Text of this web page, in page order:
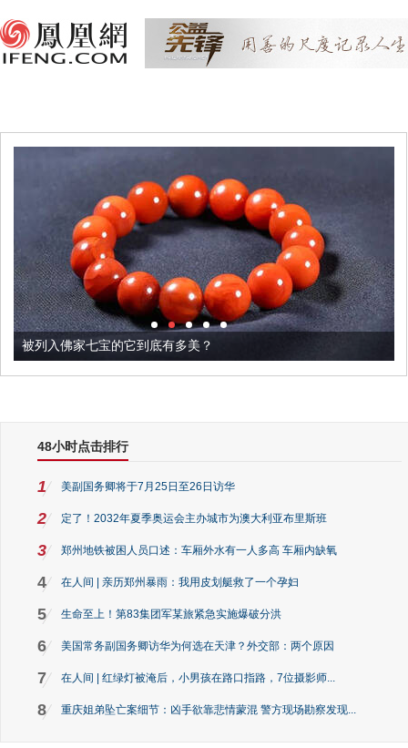
被列入佛家七宝的它到底有多美？
48小时点击排行
1 美副国务卿将于7月25日至26日访华
2 定了！2032年夏季奥运会主办城市为澳大利亚布里斯班
3 郑州地铁被困人员口述：车厢外水有一人多高 车厢内缺氧
4 在人间 | 亲历郑州暴雨：我用皮划艇救了一个孕妇
5 生命至上！第83集团军某旅紧急实施爆破分洪
6 美国常务副国务卿访华为何选在天津？外交部：两个原因
7 在人间 | 红绿灯被淹后，小男孩在路口指路，7位摄影师...
8 重庆姐弟坠亡案细节：凶手欲靠悲情蒙混 警方现场勘察发现...